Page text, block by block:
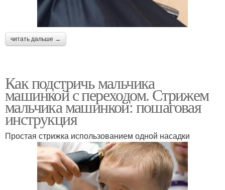
читать дальше →
Как подстричь мальчика
машинкой с переходом. Стрижем
мальчика машинкой: пошаговая
инструкция
Простая стрижка использованием одной насадки